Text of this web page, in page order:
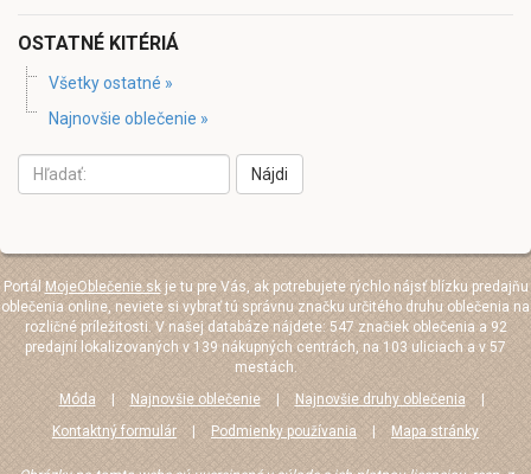
OSTATNÉ KITÉRIÁ
Všetky ostatné »
Najnovšie oblečenie »
Nájdi
Portál MojeOblečenie.skje tu pre Vás, ak potrebujete rýchlo nájsť blízku predajňu
oblečenia online, neviete si vybrať tú správnu značku určitého druhu oblečenia na
rozličné príležitosti. V našej databáze nájdete: 547 značiek oblečenia a 92
predajní lokalizovaných v 139 nákupných centrách, na 103 uliciach a v 57
mestách.
Móda
| Najnovšie oblečenie | Najnovšie druhy oblečenia
|
Kontaktný formulár
| Podmienky používania | Mapa stránky